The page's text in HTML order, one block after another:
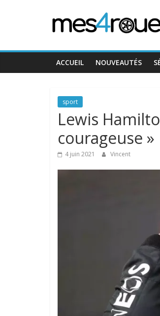
ACCUEIL NOUVEAUTÉS
sport
Lewis
courageuse »
4 juin 2021 Vincent